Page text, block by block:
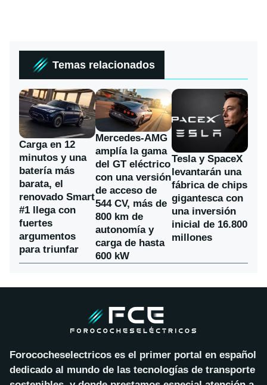
Temas relacionados
Carga en 12
minutos y una
batería más
barata, el
renovado Smart
#1 llega con
fuertes
argumentos
para triunfar
Mercedes-AMG
amplía la gama
del GT eléctrico
con una versión
de acceso de
544 CV, más de
800 km de
autonomía y
carga de hasta
600 kW
Tesla y SpaceX
levantarán una
fábrica de chips
gigantesca con
una inversión
inicial de 16.800
millones
Forococheselectricos es el primer portal en español
dedicado al mundo de las tecnologías de transporte